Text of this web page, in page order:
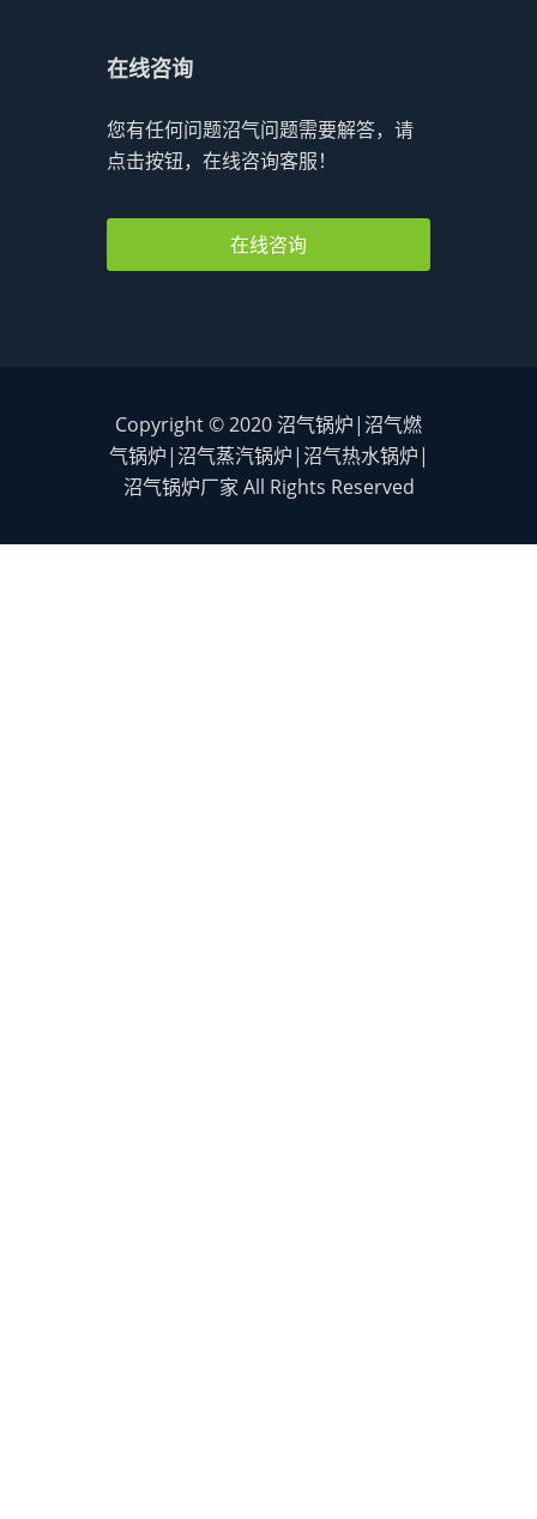
在线咨询
您有任何问题沼气问题需要解答，请
点击按钮，在线咨询客服！
在线咨询
Copyright © 2020 沼气锅炉|沼气燃
气锅炉|沼气蒸汽锅炉|沼气热水锅炉|
沼气锅炉厂家 All Rights Reserved